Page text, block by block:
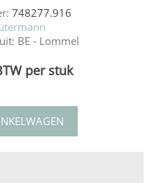
748277.916
BE - Lommel
per stuk